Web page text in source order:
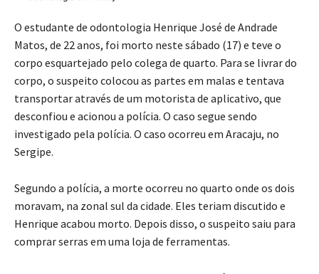
O estudante de odontologia Henrique José de Andrade
Matos, de 22 anos, foi morto neste sábado (17) e teve o
corpo esquartejado pelo colega de quarto. Para se livrar do
corpo, o suspeito colocou as partes em malas e tentava
transportar através de um motorista de aplicativo, que
desconfiou e acionou a polícia. O caso segue sendo
investigado pela polícia. O caso ocorreu em Aracaju, no
Sergipe.
Segundo a polícia, a morte ocorreu no quarto onde os dois
moravam, na zonal sul da cidade. Eles teriam discutido e
Henrique acabou morto. Depois disso, o suspeito saiu para
comprar serras em uma loja de ferramentas.